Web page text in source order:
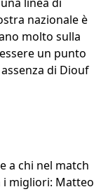
nazionale è
molto sulla
un punto
di Diouf
a chi nel match
i migliori: Matteo